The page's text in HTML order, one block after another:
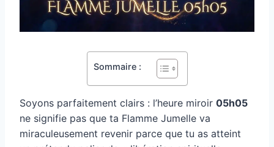
Sommaire :
Soyons parfaitement clairs : l’heure miroir 05h05
ne signifie pas que ta Flamme Jumelle va
miraculeusement revenir parce que tu as atteint